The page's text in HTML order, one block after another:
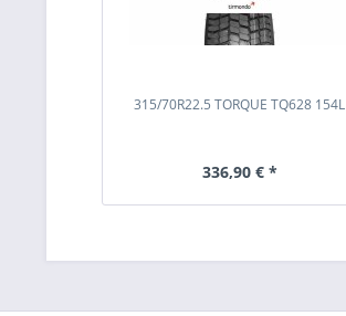
315/70R22.5 TORQUE TQ628 154L
336,90 € *